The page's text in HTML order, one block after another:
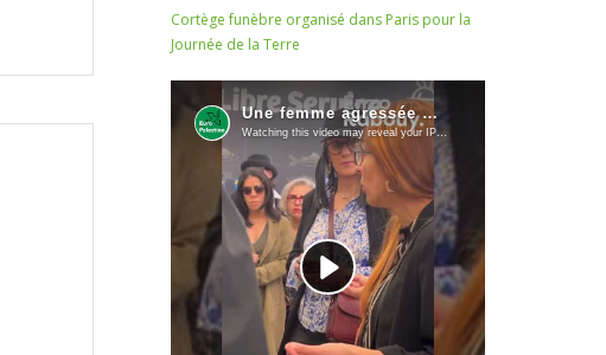
Cortège funèbre organisé dans Paris pour la
Journée de la Terre